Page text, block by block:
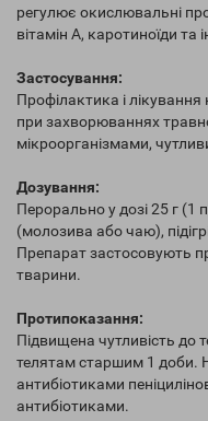
регулює окислювальні
вітамін А, каротиноїди та
Застосування:
Профілактика і
при захворюваннях
мікроорганізмами,
Дозування:
Перорально у дозі 25 г (1
(молозива або чаю),
Препарат застосовують
тварини.
Протипоказання:
Підвищена чутливість до
телятам старшим 1 доби.
антибіотиками
антибіотиками.